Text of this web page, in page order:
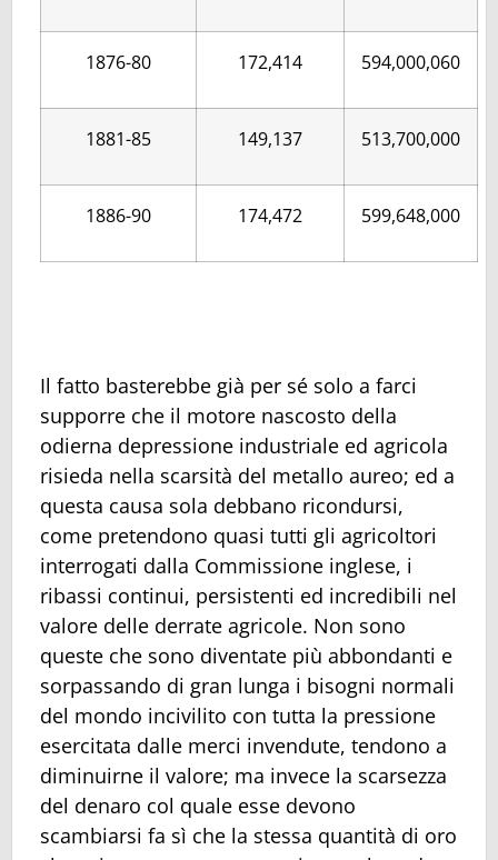
1876-80 172,414 594,000,060
1881-85 149,137 513,700,000
1886-90 174,472 599,648,000
Il fatto basterebbe già per sé solo a farci
supporre che il motore nascosto della
odierna depressione industriale ed agricola
risieda nella scarsità del metallo aureo; ed a
questa causa sola debbano ricondursi,
come pretendono quasi tutti gli agricoltori
interrogati dalla Commissione inglese, i
ribassi continui, persistenti ed incredibili nel
valore delle derrate agricole. Non sono
queste che sono diventate più abbondanti e
sorpassando di gran lunga i bisogni normali
del mondo incivilito con tutta la pressione
esercitata dalle merci invendute, tendono a
diminuirne il valore; ma invece la scarsezza
del denaro col quale esse devono
scambiarsi fa sì che la stessa quantità di oro